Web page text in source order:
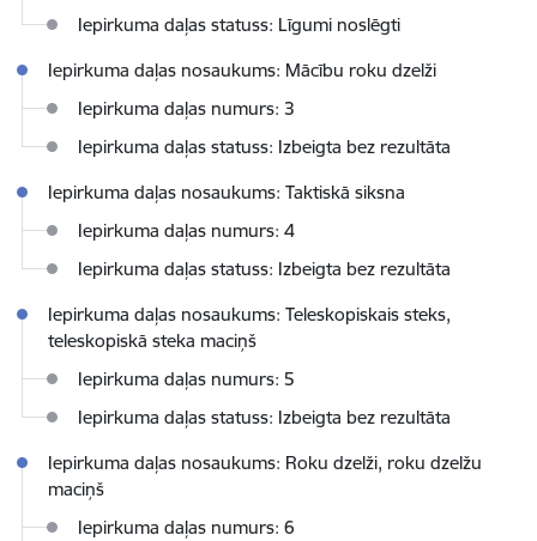
Iepirkuma daļas statuss: Līgumi noslēgti
Iepirkuma daļas nosaukums: Mācību roku dzelži
Iepirkuma daļas numurs: 3
Iepirkuma daļas statuss: Izbeigta bez rezultāta
Iepirkuma daļas nosaukums: Taktiskā siksna
Iepirkuma daļas numurs: 4
Iepirkuma daļas statuss: Izbeigta bez rezultāta
Iepirkuma daļas nosaukums: Teleskopiskais steks,
teleskopiskā steka maciņš
Iepirkuma daļas numurs: 5
Iepirkuma daļas statuss: Izbeigta bez rezultāta
Iepirkuma daļas nosaukums: Roku dzelži, roku dzelžu
maciņš
Iepirkuma daļas numurs: 6